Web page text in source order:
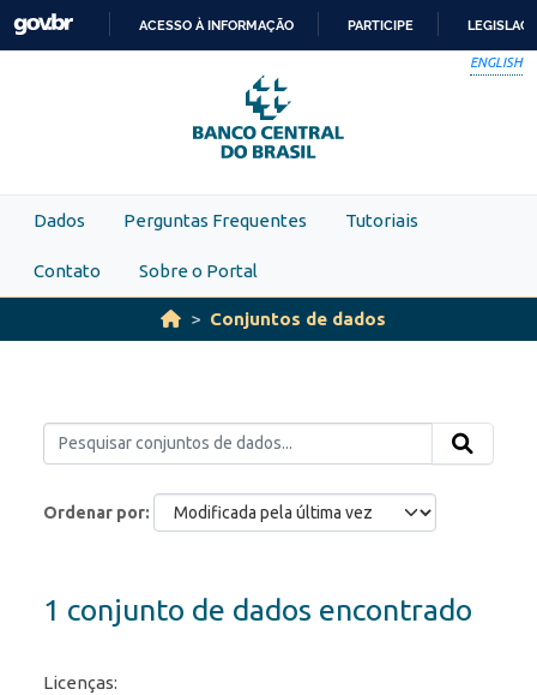
Skip to main content
PARA
O
CONTEÚDO
ACESSO À INFORMAÇÃO PARTICIPE
ENGLISH
Dados Perguntas Frequentes Tutoriais
Contato Sobre o Portal
Conjuntos de dados
Ordenar por
1 conjunto de dados encontrado
Licenças: